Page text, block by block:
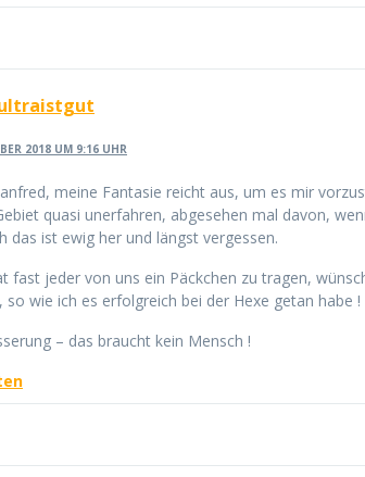
2018 UM 9:16 UHR
meine Fantasie reicht aus, um es mir
quasi unerfahren, abgesehen mal davon,
das ist ewig her und längst vergessen.
fast jeder von uns ein Päckchen zu tragen,
so wie ich es erfolgreich bei der Hexe getan habe !
– das braucht kein Mensch !